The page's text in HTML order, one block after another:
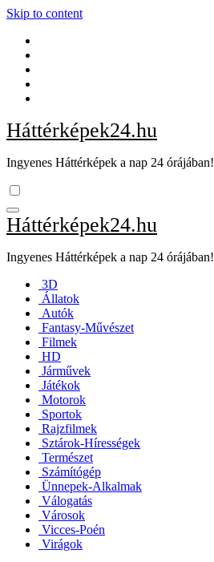
Skip to content
Háttérképek24.hu
Ingyenes Háttérképek a nap 24 órájában!
Háttérképek24.hu
Ingyenes Háttérképek a nap 24 órájában!
3D
Állatok
Autók
Fantasy-Művészet
Filmek
HD
Járművek
Játékok
Motorok
Sportok
Rajzfilmek
Sztárok-Hírességek
Természet
Számítógép
Ünnepek-Alkalmak
Válogatás
Városok
Vicces-Poén
Virágok